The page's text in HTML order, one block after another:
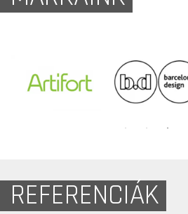
REFERENCIÁK